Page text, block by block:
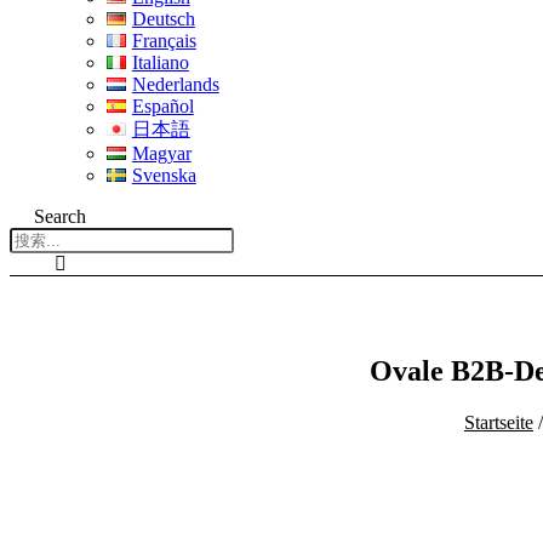
Deutsch
Français
Italiano
Nederlands
Español
日本語
Magyar
Svenska
Search
Ovale B2B-
Startseite